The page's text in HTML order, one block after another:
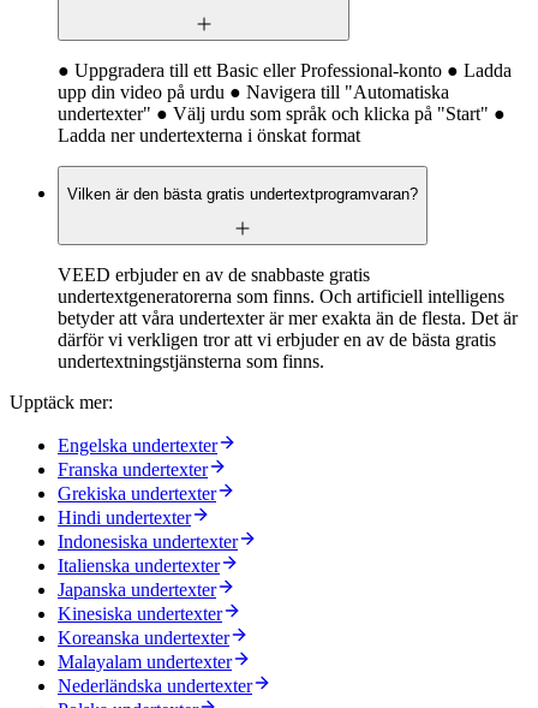
● Uppgradera till ett Basic eller Professional-konto ● Ladda
upp din video på urdu ● Navigera till "Automatiska
undertexter" ● Välj urdu som språk och klicka på "Start" ●
Ladda ner undertexterna i önskat format
Vilken är den bästa gratis undertextprogramvaran?
VEED erbjuder en av de snabbaste gratis
undertextgeneratorerna som finns. Och artificiell intelligens
betyder att våra undertexter är mer exakta än de flesta. Det är
därför vi verkligen tror att vi erbjuder en av de bästa gratis
undertextningstjänsterna som finns.
Upptäck mer:
Engelska undertexter
Franska undertexter
Grekiska undertexter
Hindi undertexter
Indonesiska undertexter
Italienska undertexter
Japanska undertexter
Kinesiska undertexter
Koreanska undertexter
Malayalam undertexter
Nederländska undertexter